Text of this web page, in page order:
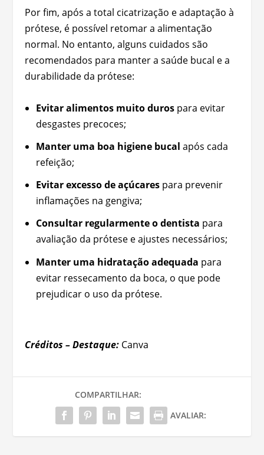
Por fim, após a total cicatrização e adaptação à
prótese, é possível retomar a alimentação
normal. No entanto, alguns cuidados são
recomendados para manter a saúde bucal e a
durabilidade da prótese:
Evitar alimentos muito durospara evitar
desgastes precoces;
Manter uma boa higiene bucal após cada
refeição;
Evitar excesso de açúcarespara prevenir
inflamações na gengiva;
Consultar regularmente o dentista para
avaliação da prótese e ajustes necessários;
Manter uma hidratação adequada para
evitar ressecamento da boca, o que pode
prejudicar o uso da prótese.
Créditos – Destaque: Canva
COMPARTILHAR:
AVALIAR: